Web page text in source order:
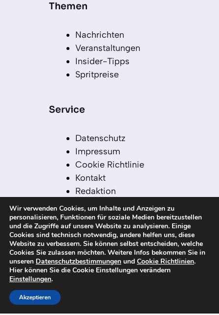
Themen
Nachrichten
Veranstaltungen
Insider-Tipps
Spritpreise
Service
Datenschutz
Impressum
Cookie Richtlinie
Kontakt
Redaktion
Redaktionelle Leitlinien
Sitemap
Einsatz von KI in der
Redaktion
© 2026 kanaren-nachrichten.com – Alle
Rechte vorbehalten
Wir verwenden Cookies, um Inhalte und Anzeigen zu
personalisieren, Funktionen für soziale Medien bereitzustellen
und die Zugriffe auf unsere Website zu analysieren. Einige
Cookies sind technisch notwendig, andere helfen uns, diese
Website zu verbessern. Sie können selbst entscheiden, welche
Cookies Sie zulassen möchten. Weitere Infos bekommen Sie in
unseren Datenschutzbestimmungen und Cookie Richtlinien.
Hier können Sie die Cookie Einstellungen verändern
Einstellungen.
Akzeptieren